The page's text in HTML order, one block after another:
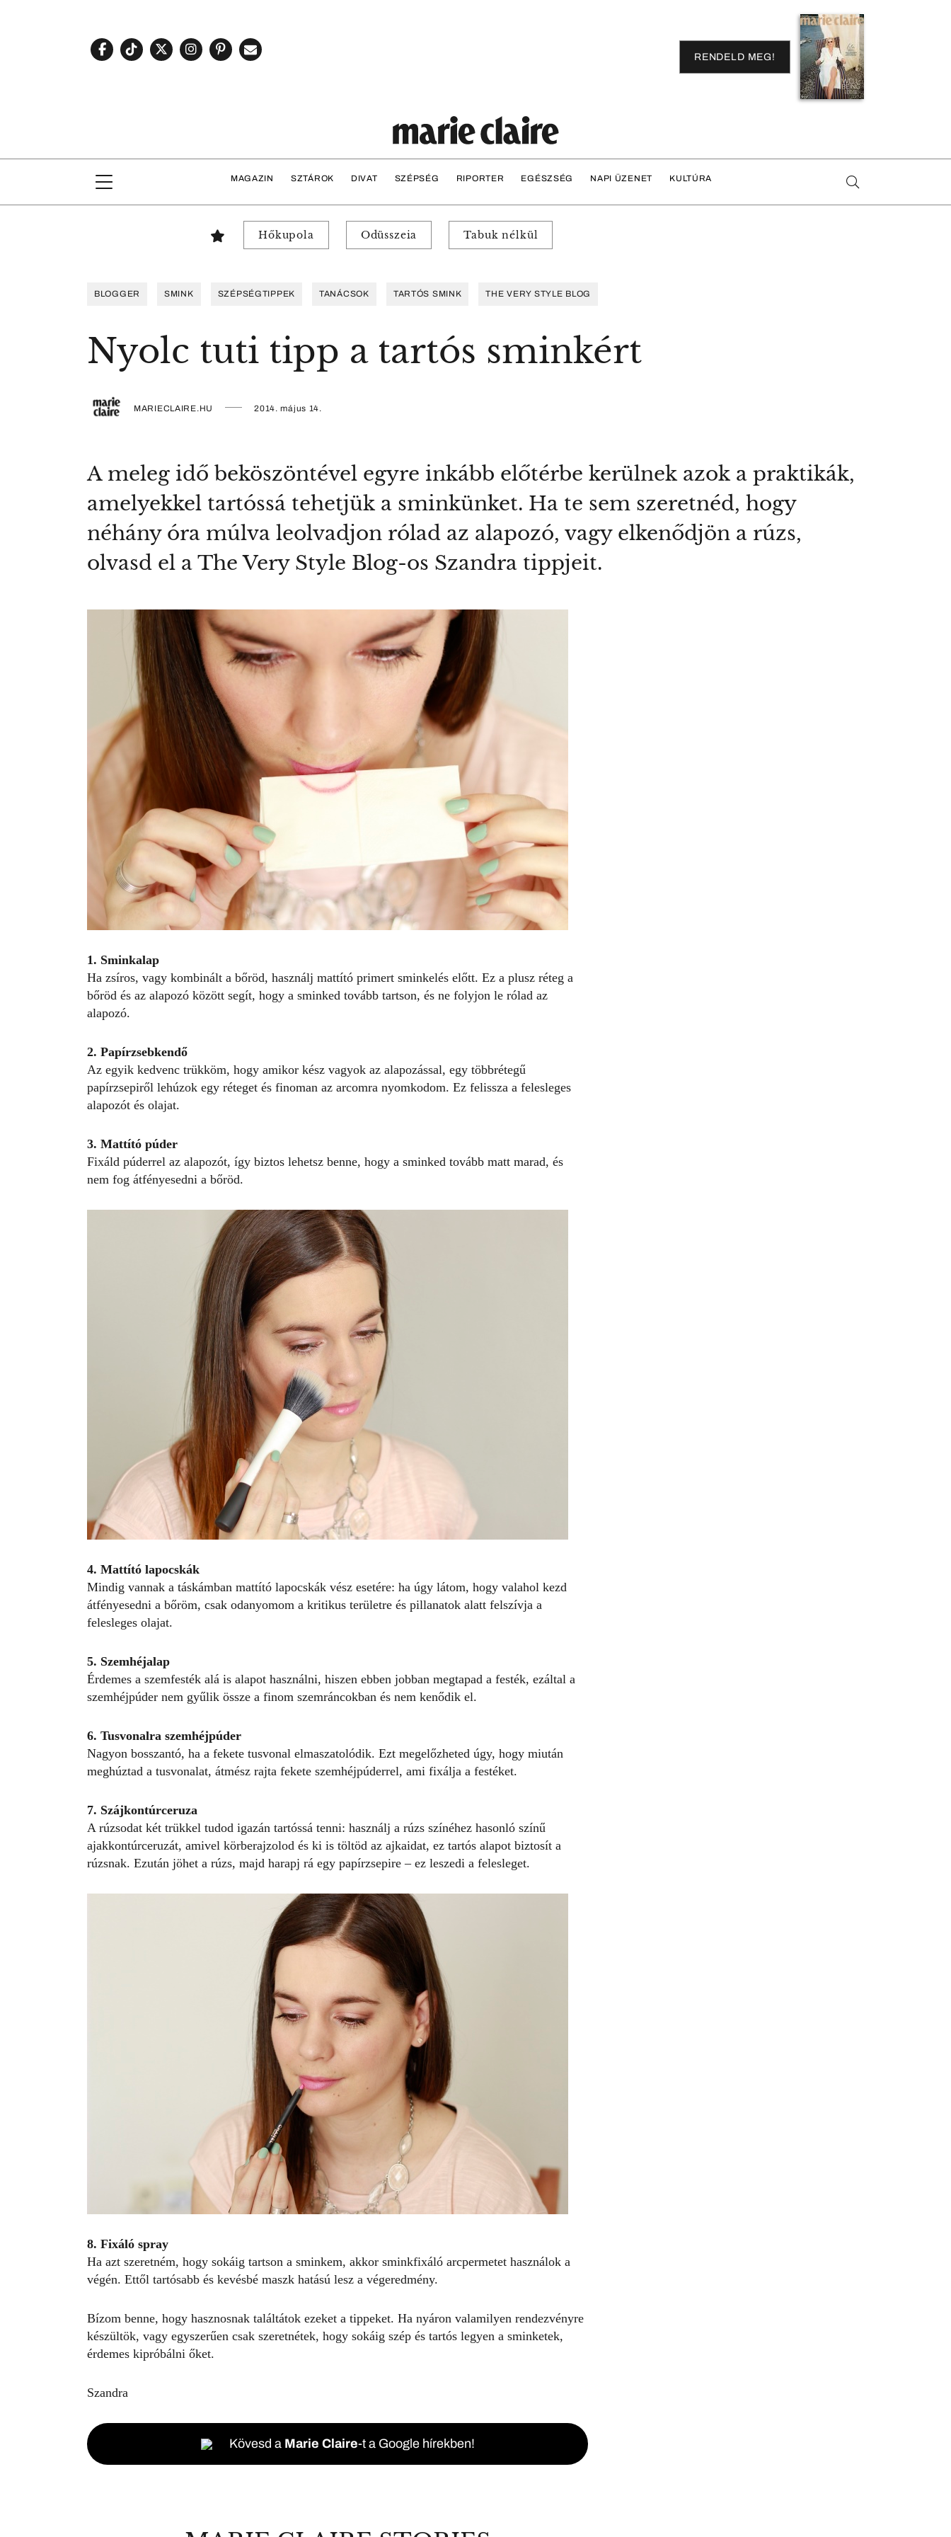
RENDELD MEG!
MAGAZIN SZTÁROK DIVAT SZÉPSÉG RIPORTER EGÉSZSÉG NAPI ÜZENET KULTÚRA
Hőkupola Odüsszeia Tabuk nélkül
BLOGGER SMINK SZÉPSÉGTIPPEK TANÁCSOK TARTÓS SMINK THE VERY STYLE BLOG
Nyolc tuti tipp a tartós sminkért
MARIECLAIRE.HU 2014. május 14.
A meleg idő beköszöntével egyre inkább előtérbe kerülnek azok a praktikák,
amelyekkel tartóssá tehetjük a sminkünket. Ha te sem szeretnéd, hogy
néhány óra múlva leolvadjon rólad az alapozó, vagy elkenődjön a rúzs,
olvasd el a The Very Style Blog-os Szandra tippjeit.
1. Sminkalap
Ha zsíros, vagy kombinált a bőröd, használj mattító primert sminkelés előtt. Ez a plusz réteg a
bőröd és az alapozó között segít, hogy a sminked tovább tartson, és ne folyjon le rólad az
alapozó.
2. Papírzsebkendő
Az egyik kedvenc trükköm, hogy amikor kész vagyok az alapozással, egy többrétegű
papírzsepiről lehúzok egy réteget és finoman az arcomra nyomkodom. Ez felissza a felesleges
alapozót és olajat.
3. Mattító púder
Fixáld púderrel az alapozót, így biztos lehetsz benne, hogy a sminked tovább matt marad, és
nem fog átfényesedni a bőröd.
4. Mattító lapocskák
Mindig vannak a táskámban mattító lapocskák vész esetére: ha úgy látom, hogy valahol kezd
átfényesedni a bőröm, csak odanyomom a kritikus területre és pillanatok alatt felszívja a
felesleges olajat.
5. Szemhéjalap
Érdemes a szemfesték alá is alapot használni, hiszen ebben jobban megtapad a festék, ezáltal a
szemhéjpúder nem gyűlik össze a finom szemráncokban és nem kenődik el.
6. Tusvonalra szemhéjpúder
Nagyon bosszantó, ha a fekete tusvonal elmaszatolódik. Ezt megelőzheted úgy, hogy miután
meghúztad a tusvonalat, átmész rajta fekete szemhéjpúderrel, ami fixálja a festéket.
7. Szájkontúrceruza
A rúzsodat két trükkel tudod igazán tartóssá tenni: használj a rúzs színéhez hasonló színű
ajakkontúrceruzát, amivel körberajzolod és ki is töltöd az ajkaidat, ez tartós alapot biztosít a
rúzsnak. Ezután jöhet a rúzs, majd harapj rá egy papírzsepire – ez leszedi a felesleget.
8. Fixáló spray
Ha azt szeretném, hogy sokáig tartson a sminkem, akkor sminkfixáló arcpermetet használok a
végén. Ettől tartósabb és kevésbé maszk hatású lesz a végeredmény.
Bízom benne, hogy hasznosnak találtátok ezeket a tippeket. Ha nyáron valamilyen rendezvényre
készültök, vagy egyszerűen csak szeretnétek, hogy sokáig szép és tartós legyen a sminketek,
érdemes kipróbálni őket.
Szandra
Kövesd a Marie Claire-t a Google hírekben!